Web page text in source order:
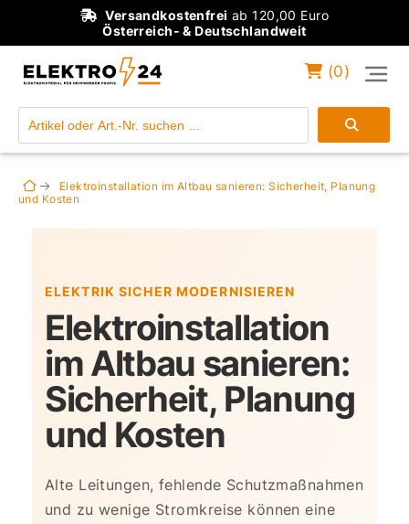
Versandkostenfrei ab 120,00 Euro
Österreich- & Deutschlandweit
Einloggen
(0)
Elektroinstallation im Altbau sanieren: Sicherheit, Planung
und Kosten
ELEKTRIK SICHER MODERNISIEREN
Elektroinstallation
im Altbau sanieren:
Sicherheit, Planung
und Kosten
Alte Leitungen, fehlende Schutzmaßnahmen
und zu wenige Stromkreise können eine